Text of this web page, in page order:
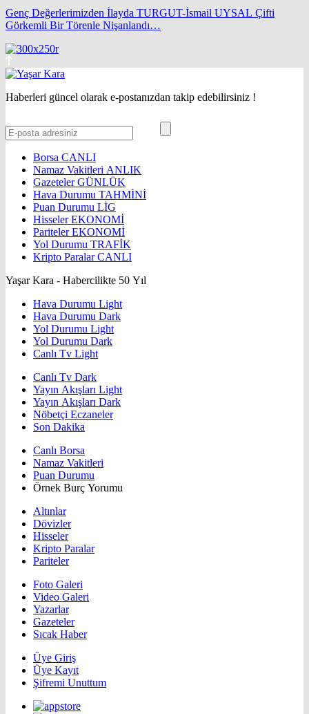
Genç Değerlerimizden İlayda TURGUT-İsmail UYSAL Çifti
Görkemli Bir Törenle Nişanlandı…
Haberleri güncel olarak e-postanızdan takip edebilirsiniz !
Borsa CANLI
Namaz Vakitleri ANLIK
GazetelerGÜNLÜK
Hava Durumu TAHMİNİ
Puan Durumu LİG
HisselerEKONOMİ
ParitelerEKONOMİ
Yol Durumu TRAFİK
Kripto ParalarCANLI
Yaşar Kara - Habercilikte 50 Yıl
Hava Durumu Light
Hava Durumu Dark
Yol Durumu Light
Yol Durumu Dark
Canlı Tv Light
Canlı Tv Dark
Yayın Akışları Light
Yayın Akışları Dark
Nöbetçi Eczaneler
Son Dakika
Canlı Borsa
Namaz Vakitleri
Puan Durumu
Örnek Burç Yorumu
Altınlar
Dövizler
Hisseler
Kripto Paralar
Pariteler
Foto Galeri
Video Galeri
Yazarlar
Gazeteler
Sıcak Haber
Üye Giriş
Üye Kayıt
Şifremi Unuttum